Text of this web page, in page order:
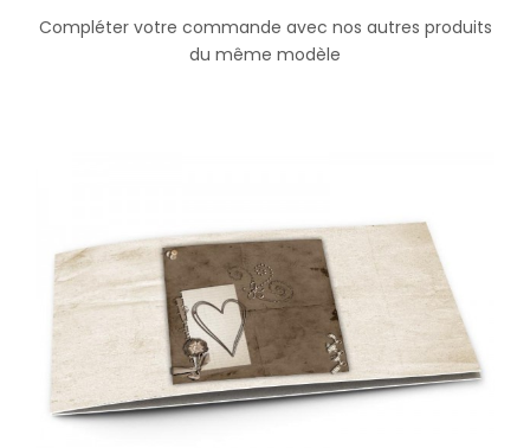
Compléter votre commande avec nos autres produits
du même modèle